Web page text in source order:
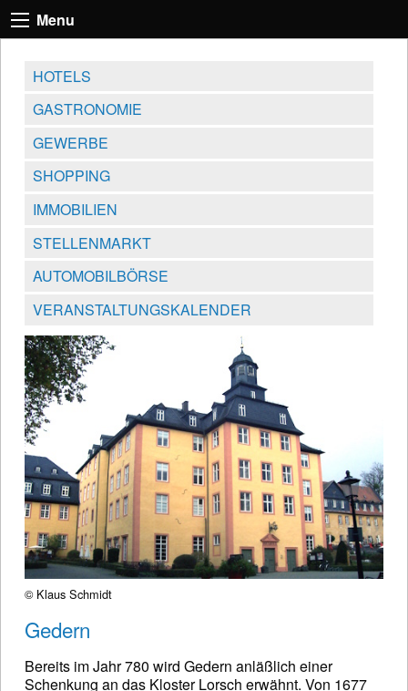
Menu
HOTELS
GASTRONOMIE
GEWERBE
SHOPPING
IMMOBILIEN
STELLENMARKT
AUTOMOBILBÖRSE
VERANSTALTUNGSKALENDER
© Klaus Schmidt
Gedern
Bereits im Jahr 780 wird Gedern anläßlich einer
Schenkung an das Kloster Lorsch erwähnt. Von 1677